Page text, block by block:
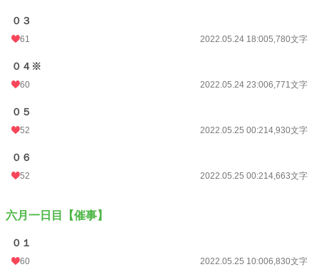
０３
61 2022.05.24 18:005,780文字
０４※
60 2022.05.24 23:006,771文字
０５
52 2022.05.25 00:214,930文字
０６
52 2022.05.25 00:214,663文字
六月一日目【催事】
０１
60 2022.05.25 10:006,830文字